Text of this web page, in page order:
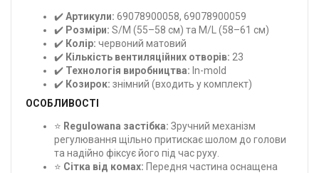
✔️Артикули: 69078900058, 69078900059
✔️ Розміри: S/M (55–58 см) та M/L (58–61 см)
✔️ Колір: червоний матовий
✔️ Кількість вентиляційних отворів: 23
✔️ Технологія виробництва: In-mold
✔️ Козирок: знімний (входить у комплект)
ОСОБЛИВОСТІ
⭐ Regulowana застібка: Зручний механізм
регулювання щільно притискає шолом до голови
та надійно фіксує його під час руху.
⭐ Сітка від комах: Передня частина оснащена